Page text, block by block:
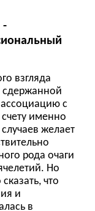
что
и
в
в Англии. И
роскошного
кого язык не
речь идет
не широких
общества. В
мы говорим о
компании
каминных